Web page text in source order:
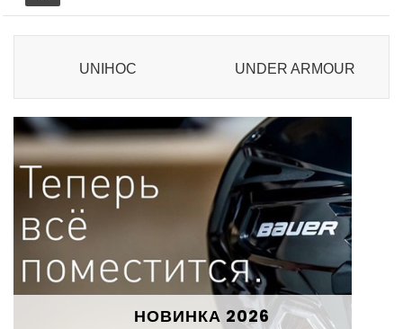
UNIHOC UNDER ARMOUR
НОВИНКА 2026